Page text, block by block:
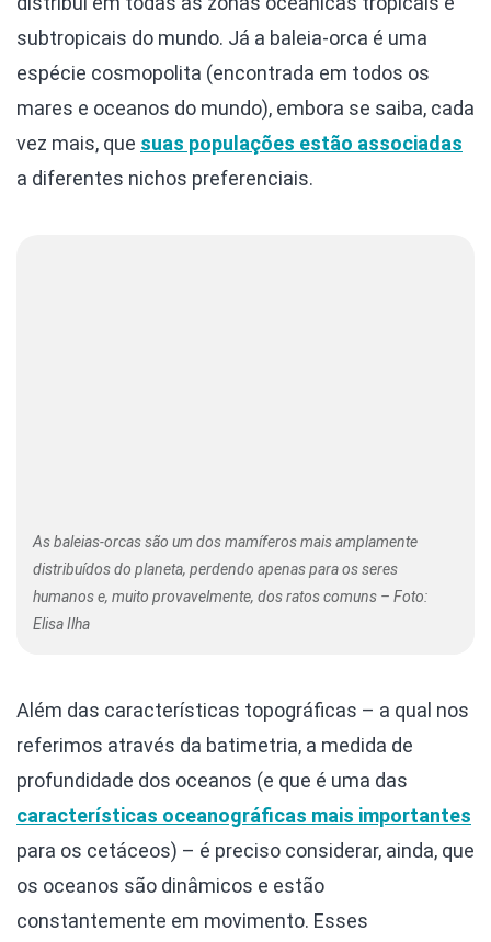
subtropicais do mundo. Já a baleia-orca é uma
espécie cosmopolita (encontrada em todos os
mares e oceanos do mundo), embora se saiba, cada
vez mais, que suas populações estão associadas
a diferentes nichos preferenciais.
As baleias-orcas são um dos mamíferos mais amplamente
distribuídos do planeta, perdendo apenas para os seres
humanos e, muito provavelmente, dos ratos comuns – Foto:
Elisa Ilha
Além das características topográficas – a qual nos
referimos através da batimetria, a medida de
profundidade dos oceanos (e que é uma das
características oceanográficas mais importantes
para os cetáceos) – é preciso considerar, ainda, que
os oceanos são dinâmicos e estão
constantemente em movimento. Esses